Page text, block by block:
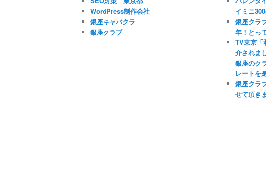
WordPress制作会社
銀座キャバクラ
銀座クラブ
イミニ
銀座クラ
年！とっ
TV東京「
介されま
銀座のク
レートを
銀座クラ
せて頂き